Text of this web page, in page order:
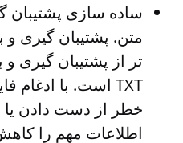
ساده سازی پشتیبان
متن. پشتیبان گیری و
تر از پشتیبان گیری و
خطر از دست دادن یا
اطلاعات مهم را